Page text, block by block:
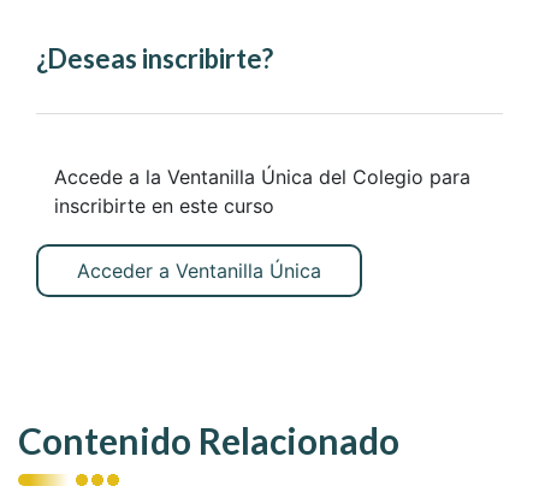
¿Deseas inscribirte?
Accede a la Ventanilla Única del Colegio para
inscribirte en este curso
Acceder a Ventanilla Única
Contenido Relacionado